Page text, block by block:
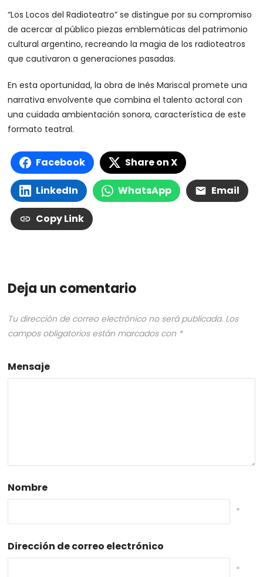
“Los Locos del Radioteatro” se distingue por su compromiso
de acercar al público piezas emblemáticas del patrimonio
cultural argentino, recreando la magia de los radioteatros
que cautivaron a generaciones pasadas.
En esta oportunidad, la obra de Inés Mariscal promete una
narrativa envolvente que combina el talento actoral con
una cuidada ambientación sonora, característica de este
formato teatral.
Facebook Share on X
LinkedIn WhatsApp Email
Copy Link
Deja un comentario
Tu dirección de correo electrónico no será publicada. Los
campos obligatorios están marcados con *
Mensaje
Nombre
*
Dirección de correo electrónico
*